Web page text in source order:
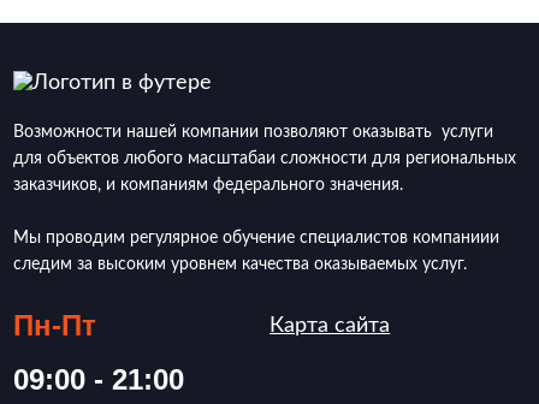
Возможности нашей компании позволяют оказывать услуги
для объектов любого масштабаи сложности для региональных
заказчиков, и компаниям федерального значения.
Мы проводим регулярное обучение специалистов компаниии
следим за высоким уровнем качества оказываемых услуг.
Пн-Пт
09:00 - 21:00
Карта сайта